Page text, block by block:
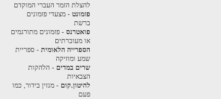
להצלת הזמר העברי המוקדם
פזמונט- מצעדי פזמונים
ברשת
פואטרנס- פזמונים מתורגמים
או מעוברתים
הספרייה הלאומית- ספריית
שמע ומוזיקה
שרים במדים - הלהקות
הצבאיות
להיטון.קום - מגזין בידור, כמו
פעם